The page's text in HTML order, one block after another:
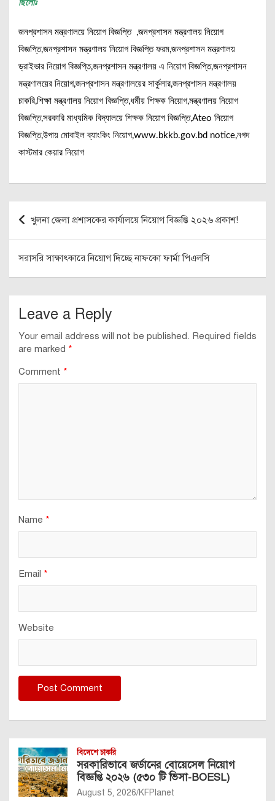
ছিলোঃ
জনপ্রশাসন মন্ত্রণালয়ে নিয়োগ বিজ্ঞপ্তি ,জনপ্রশাসন মন্ত্রণালয় নিয়োগ
বিজ্ঞপ্তি,জনপ্রশাসন মন্ত্রণালয় নিয়োগ বিজ্ঞপ্তি ফরম,জনপ্রশাসন মন্ত্রণালয়
ড্রাইভার নিয়োগ বিজ্ঞপ্তি,জনপ্রশাসন মন্ত্রণালয় এ নিয়োগ বিজ্ঞপ্তি,জনপ্রশাসন
মন্ত্রণালয়ের নিয়োগ,জনপ্রশাসন মন্ত্রণালয়ের সার্কুলার,জনপ্রশাসন মন্ত্রণালয়
চাকরি,শিক্ষা মন্ত্রণালয় নিয়োগ বিজ্ঞপ্তি,ধর্মীয় শিক্ষক নিয়োগ,মন্ত্রণালয় নিয়োগ
বিজ্ঞপ্তি,সরকারি মাধ্যমিক বিদ্যালয়ে শিক্ষক নিয়োগ বিজ্ঞপ্তি,Ateo নিয়োগ
বিজ্ঞপ্তি,উপায় মোবাইল ব্যাংকিং নিয়োগ,www.bkkb.gov.bd notice,নগদ
কাস্টমার কেয়ার নিয়োগ
Post
navigation
খুলনা জেলা প্রশাসকের কার্যালয়ে নিয়োগ বিজ্ঞপ্তি ২০২৬ প্রকাশ!
সরাসরি সাক্ষাৎকারে নিয়োগ দিচ্ছে নাফকো ফার্মা পিএলসি
Leave a Reply
Your email address will not be published. Required fields
are marked *
Comment *
Name *
Email *
Website
বিদেশে চাকরি
সরকারিভাবে জর্ডানের বোয়েসেল নিয়োগ
বিজ্ঞপ্তি ২০২৬ (৫৩০ টি ভিসা-BOESL)
August 5, 2026 KFPlanet